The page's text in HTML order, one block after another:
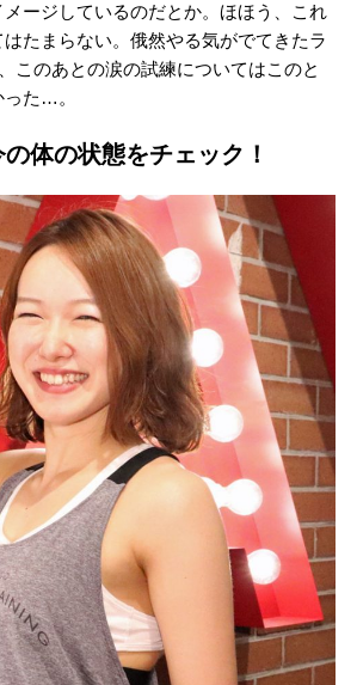
ージしているのだとか。ほほう、これ
たまらない。俄然やる気がでてきたラ
このあとの涙の試練についてはこのと
た…。
体の状態をチェック！